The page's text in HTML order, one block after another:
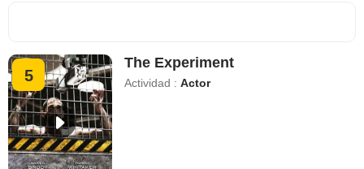
5
The Experiment
Actividad :Actor